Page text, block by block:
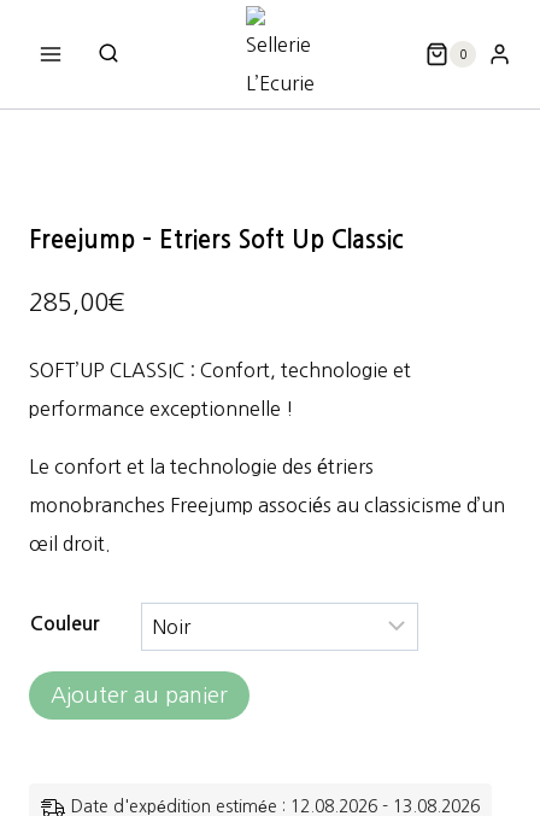
0
Freejump – Etriers Soft Up Classic
285,00€
SOFT’UP CLASSIC : Confort, technologie et
performance exceptionnelle !
Le confort et la technologie des étriers
monobranches Freejump associés au classicisme d’un
œil droit.
Couleur
quantité
Ajouter au panier
Date d'expédition estimée : 12.08.2026 - 13.08.2026